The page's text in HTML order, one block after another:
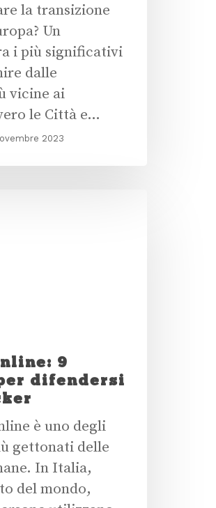
la transizione
Un
i più significativi
dalle
vicine ai
le Città e…
2023
9
difendersi
è uno degli
gettonati delle
In Italia,
del mondo,